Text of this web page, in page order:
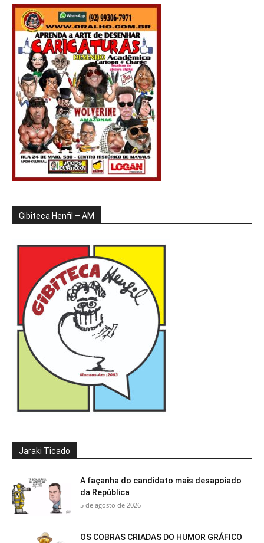
Gibiteca Henfil – AM
Jaraki Ticado
A façanha do candidato mais desapoiado
da República
5 de agosto de 2026
OS COBRAS CRIADAS DO HUMOR GRÁFICO